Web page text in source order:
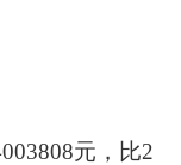
元，比2